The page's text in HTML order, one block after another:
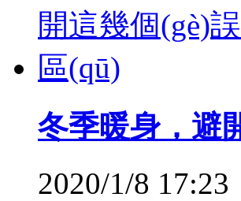
冬季暖身，避
2020/1/8 17:23